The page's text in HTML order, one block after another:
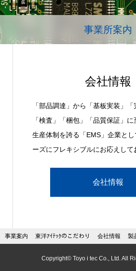
事業所案内
会社情報
「部品調達」から「基板実装」「
「検査」「梱包」「品質保証」
生産体制を誇る「EMS」企業と
ーズにフレキシブルにお応えして
会社情報
事業案内 東洋ｱｲﾃｯｸのこだわり 会社情報 製
Copyright© Toyo i tec Co., Ltd. All